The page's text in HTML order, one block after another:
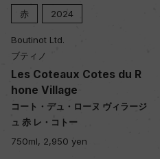
赤 2024
Boutinot Ltd.
ブティノ
Les Coteaux Cotes du R
hone Village
コート・デュ・ローヌ ヴィラージ
ュ 赤 レ・コトー
750ml, 2,950 yen